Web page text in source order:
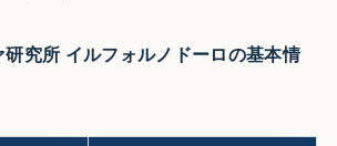
究所 イルフォルノドーロの基本情